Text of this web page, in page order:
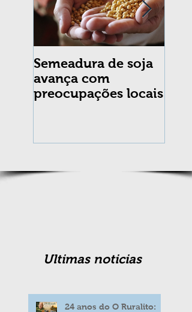
Semeadura de soja
avança com
preocupações locais
Ultimas noticias
24 anos do O Ruralito: